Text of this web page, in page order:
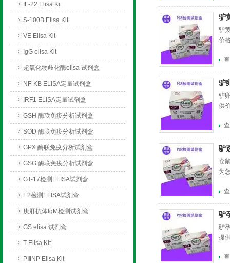
IL-22 Elisa Kit
S-100B Elisa Kit
VE Elisa Kit
IgG elisa Kit
超氧化物歧化酶elisa 试剂盒
NF-KB ELISA定量试剂盒
IRF1 ELISA定量试剂盒
GSH 酶联免疫分析试剂盒
SOD 酶联免疫分析试剂盒
GPX 酶联免疫分析试剂盒
GSG 酶联免疫分析试剂盒
GT-17检测ELISA试剂盒
E2检测ELISA试剂盒
庚肝抗体IgM检测试剂盒
GS elisa 试剂盒
T Elisa Kit
PⅢNP Elisa Kit
驴
驴
价
驴
驴
供
驴
仓
为
驴
驴
提